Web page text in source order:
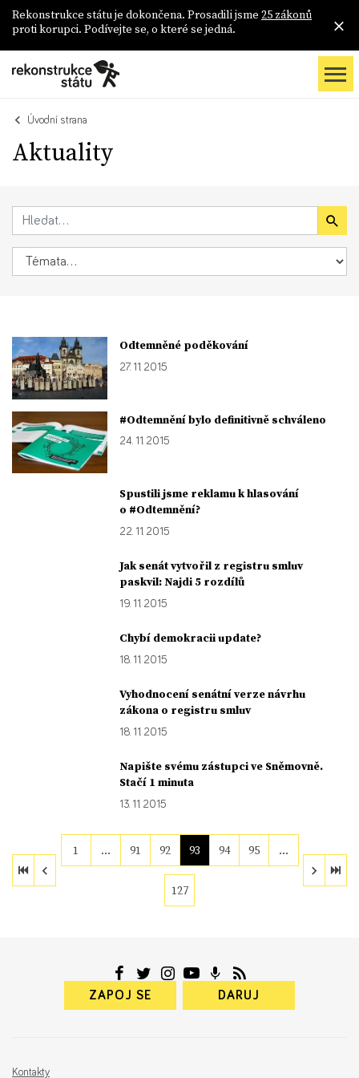
Rekonstrukce státu je dokončena. Prosadili jsme 25 zákonů
proti korupci. Podívejte se, o které se jedná.
Úvodní strana
Aktuality
Odtemněné poděkování
27. 11. 2015
#Odtemnění bylo definitivně schváleno
24. 11. 2015
Spustili jsme reklamu k hlasování
o #Odtemnění?
22. 11. 2015
Jak senát vytvořil z registru smluv
paskvil: Najdi 5 rozdílů
19. 11. 2015
Chybí demokracii update?
18. 11. 2015
Vyhodnocení senátní verze návrhu
zákona o registru smluv
18. 11. 2015
Napište svému zástupci ve Sněmovně.
Stačí 1 minuta
13. 11. 2015
1 … 91 92 93 94 95 …
127
ZAPOJ SE DARUJ
Kontakty